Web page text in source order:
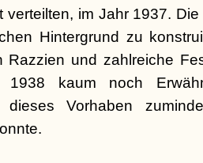
verteilten, im Jahr 1937.
Hintergrund zu
Razzien und zahlreiche
1938 kaum noch
dieses Vorhaben